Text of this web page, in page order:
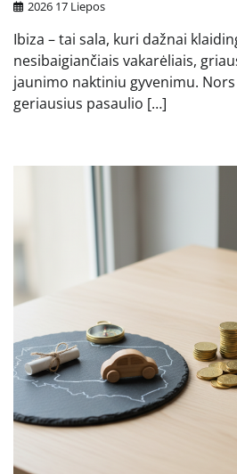
2026 17 Liepos
Ibiza – tai sala, kuri dažnai
nesibaigiančiais vakarėliais,
jaunimo naktiniu gyvenimu.
geriausius pasaulio […]